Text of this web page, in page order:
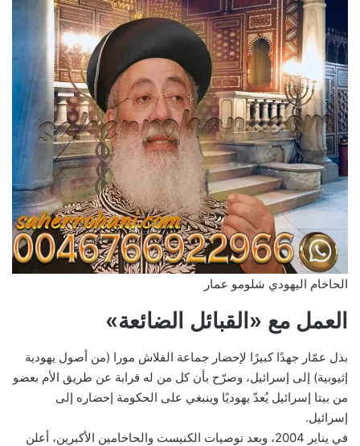
الحاخام اليهودي شلومو عمار
العمل مع «القبائل الضائعة»
بذل عمّار جهدًا كبيرًا لإحضار جماعة الفلاش مورا (من أصول يهودية
إثيوبية) إلى إسرائيل، وصرّح بأن كل من له قرابة عن طريق الأم بعضو
من بيتا إسرائيل يُعدّ يهوديًا وينبغي على الحكومة إحضاره إلى
إسرائيل.
في يناير 2004، وبعد توصيات الكنيست والحاخامين الأكبرين، أعلن